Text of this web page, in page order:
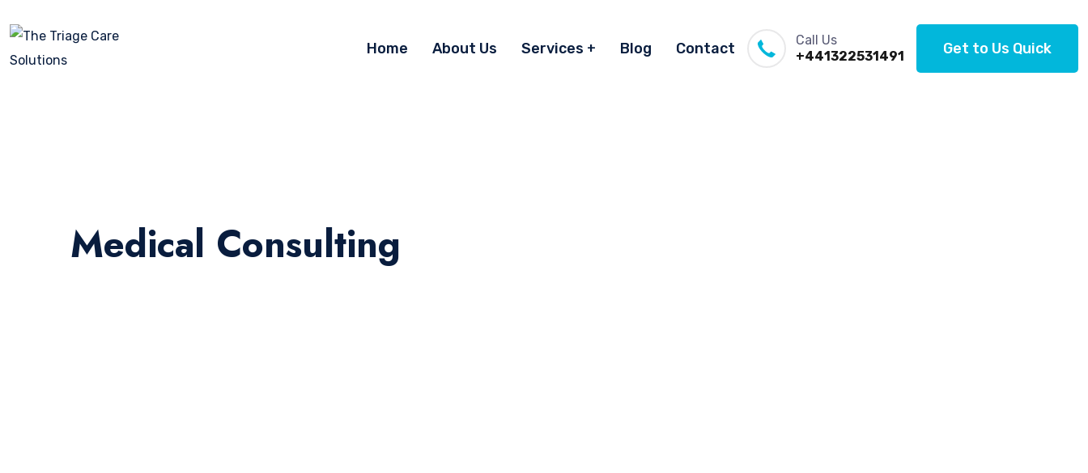
Home About Us Services Blog Contact
Call Us
+441322531491
Get to Us Quick
Medical Consulting